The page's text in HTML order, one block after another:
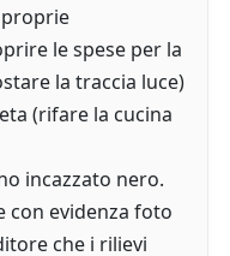
le spese per la
la traccia luce)
(rifare la cucina
incazzato nero.
con evidenza foto
che i rilievi